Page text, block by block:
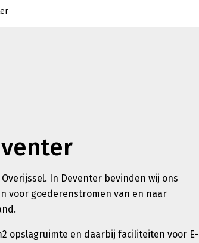
In Deventer bevinden wij ons
voor goederenstromen van en naar
opslagruimte en daarbij faciliteiten voor E-